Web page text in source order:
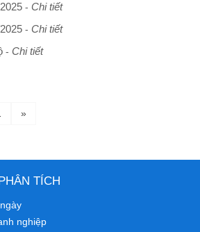
- Chi tiết
- Chi tiết
- Chi tiết
»
TÍCH
nghiệp